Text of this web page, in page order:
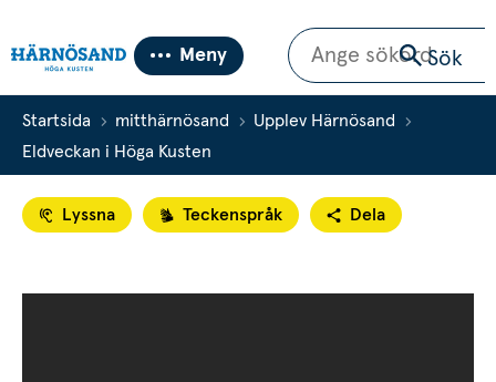
Meny
Sök
Sök
Startsida mitthärnösand
Upplev Härnösand
Eldveckan i Höga Kusten
Lyssna Teckenspråk Dela